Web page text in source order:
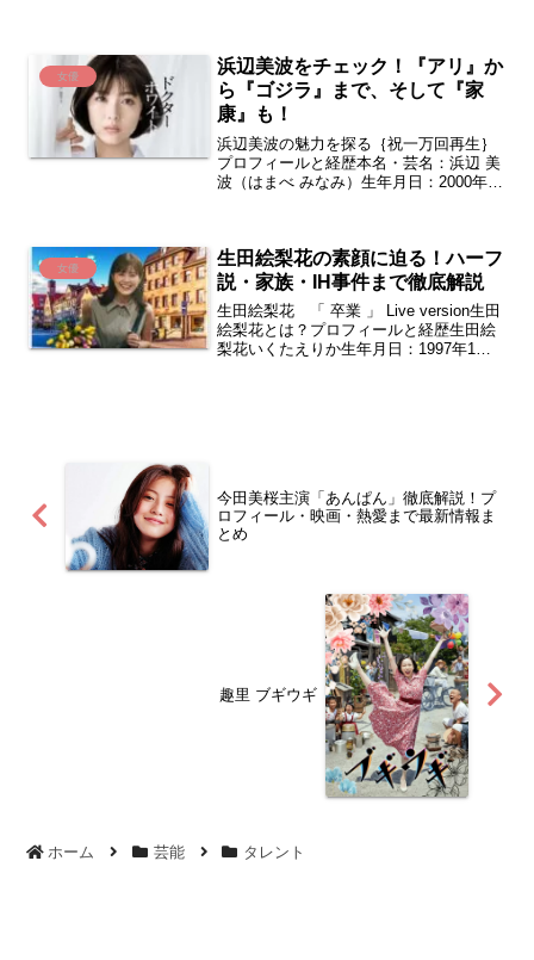
女優
浜辺美波をチェック！『アリ』か
ら『ゴジラ』まで、そして『家
康』も！
浜辺美波の魅力を探る｛祝一万回再生｝
プロフィールと経歴本名・芸名：浜辺 美
波（はまべ みなみ）生年月日：2000年8
学校職業：...
女優
生田絵梨花の素顔に迫る！ハーフ
説・家族・IH事件まで徹底解説
生田絵梨花 「 卒業 」 Live version生田
絵梨花とは？プロフィールと経歴生田絵
梨花いくたえりか生年月日：1997年1月
今田美桜主演「あんぱん」徹底解説！プ
ロフィール・映画・熱愛まで最新情報ま
とめ
趣里 ブギウギ
ホーム 芸能 タレント